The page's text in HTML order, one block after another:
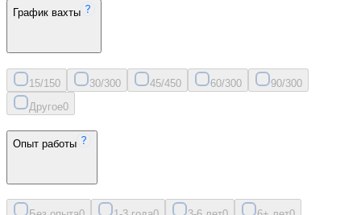
График вахты
15/150 30/300 45/450 60/300 90/300
Другое0
Опыт работы